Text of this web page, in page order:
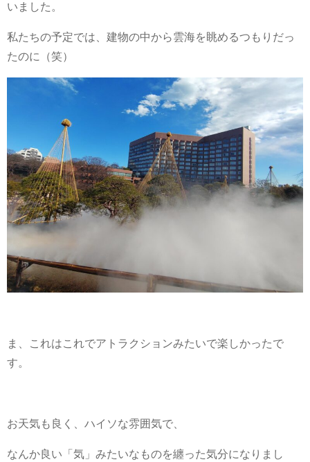
いました。
私たちの予定では、建物の中から雲海を眺めるつもりだっ
たのに（笑）
ま、これはこれでアトラクションみたいで楽しかったで
す。
お天気も良く、ハイソな雰囲気で、
なんか良い「気」みたいなものを纏った気分になりまし